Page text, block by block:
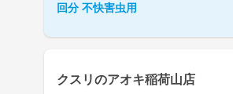
回分 不快害虫用
クスリのアオキ稲荷山店